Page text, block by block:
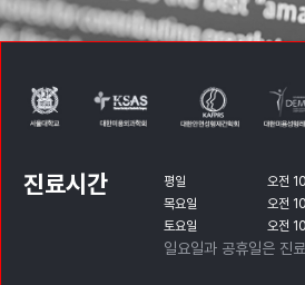
진료시간 평일
오전
목요일
오전
토요일
오전
일요일과 공휴일은 진